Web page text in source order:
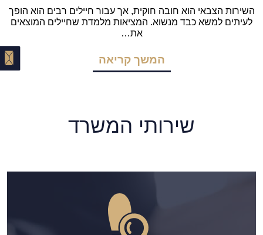
השירות הצבאי הוא חובה חוקית, אך עבור חיילים רבים הוא הופך
לעיתים למשא כבד מנשוא. המציאות מלמדת שחיילים המוצאים
את…
המשך קריאה
שירותי המשרד